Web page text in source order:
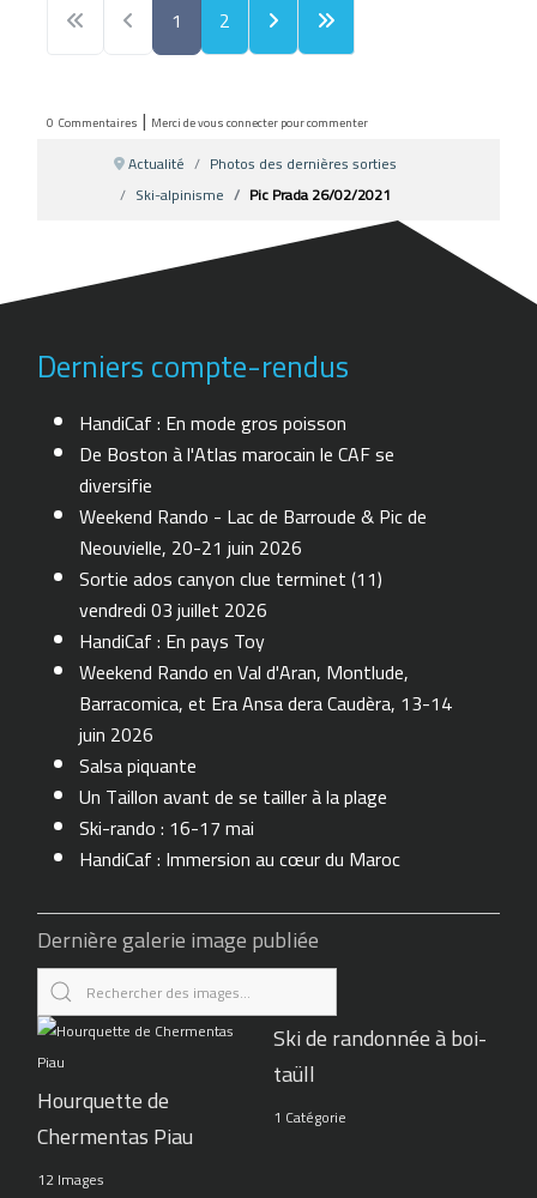
1 2
0 Commentaires | Merci de vous connecter pour commenter
Actualité
Photos des dernières sorties
Ski-alpinisme
Pic Prada 26/02/2021
Derniers compte-rendus
HandiCaf : En mode gros poisson
De Boston à l'Atlas marocain le CAF se
diversifie
Weekend Rando - Lac de Barroude & Pic de
Neouvielle, 20-21 juin 2026
Sortie ados canyon clue terminet (11)
vendredi 03 juillet 2026
HandiCaf : En pays Toy
Weekend Rando en Val d'Aran, Montlude,
Barracomica, et Era Ansa dera Caudèra, 13-14
juin 2026
Salsa piquante
Un Taillon avant de se tailler à la plage
Ski-rando : 16-17 mai
HandiCaf : Immersion au cœur du Maroc
Dernière galerie image publiée
Hourquette de
Chermentas Piau
12 Images
Ski de randonnée à boi-
taüll
1 Catégorie